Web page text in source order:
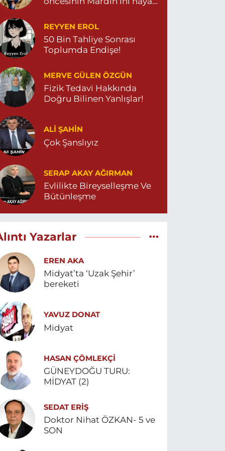
REYYEN EROL
50 Bin Tahliye Sonrası
Toplumda Endişe!
MERVE GÜLEN ÖZGÜN
Fizik Tedavi Hakkında
Doğru Bilinen Yanlışlar!
ALI ŞAHİN
Çok Şanslıyız
SERAP AKAY AĞIRMAN
Evlilikte Bireyselleşme Ve
Bütünleşme
Yazarlar
EREN AKA
Midyat’ta ‘Uzak Şehir’
bereketi
YAVUZ DONAT
Midyat
HASAN ÇÖMLEKÇİ
GÜNEYDOĞU TURU:
MİDYAT (2)
SEDAT ERİŞ
Doktor Nihat ÖZKAN- 5 ve
SON